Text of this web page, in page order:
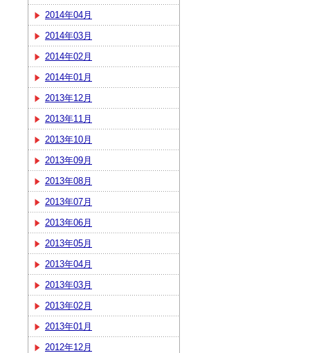
2014年04月
2014年03月
2014年02月
2014年01月
2013年12月
2013年11月
2013年10月
2013年09月
2013年08月
2013年07月
2013年06月
2013年05月
2013年04月
2013年03月
2013年02月
2013年01月
2012年12月